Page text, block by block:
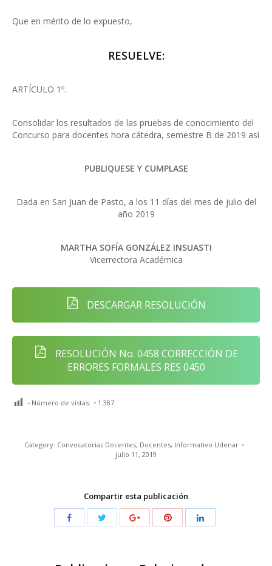
Que en mérito de lo expuesto,
RESUELVE:
ARTÍCULO 1º.
Consolidar los resultados de las pruebas de conocimiento del
Concurso para docentes hora cátedra, semestre B de 2019 así
PUBLIQUESE Y CUMPLASE
Dada en San Juan de Pasto, a los 11 días del mes de julio del
año 2019
MARTHA SOFÍA GONZÁLEZ INSUASTI
Vicerrectora Académica
DESCARGAR RESOLUCIÓN
RESOLUCIÓN No. 0458 CORRECCIÓN DE
ERRORES FORMALES RES 0450
Número de vistas: 1.387
Category: Convocatorias Docentes, Docentes, Informativo Udenar
julio 11, 2019
Compartir esta publicación